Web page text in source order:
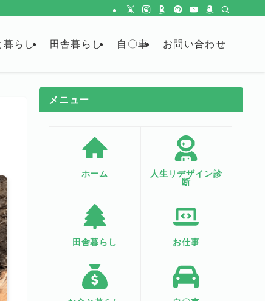
暮らし 田舎暮らし 自〇車 お問い合わせ
メニュー
ホーム
人生リデザイン診
断
田舎暮らし お仕事